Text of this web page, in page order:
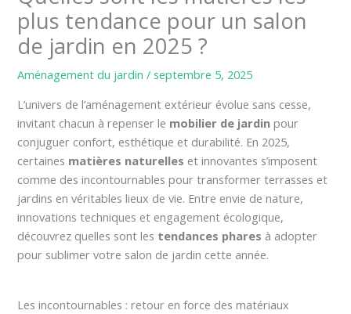
plus tendance pour un salon
de jardin en 2025 ?
Aménagement du jardin /septembre 5, 2025
L’univers de l’aménagement extérieur évolue sans cesse,
invitant chacun à repenser le mobilier de jardin pour
conjuguer confort, esthétique et durabilité. En 2025,
certaines matières naturelles et innovantes s’imposent
comme des incontournables pour transformer terrasses et
jardins en véritables lieux de vie. Entre envie de nature,
innovations techniques et engagement écologique,
découvrez quelles sont les tendances phares à adopter
pour sublimer votre salon de jardin cette année.
Les incontournables : retour en force des matériaux